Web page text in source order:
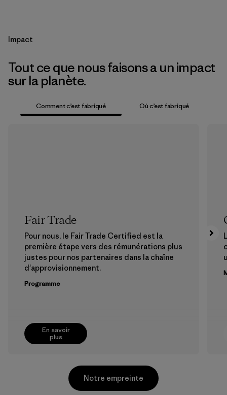
Impact
Tout ce que nous faisons a un impact
sur la planète.
Comment c’est fabriqué Où c’est fabriqué
En savoir
plus
Fair Trade
Pour nous, le Fair Trade Certified est la
première étape vers des rémunérations plus
justes pour nos partenaires dans la chaîne
d'approvisionnement.
Programme
Notre empreinte